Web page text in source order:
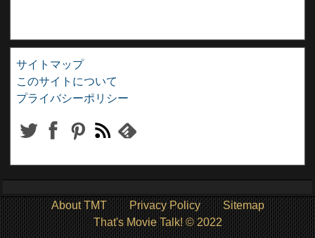
サイトマップ
このサイトについて
プライバシーポリシー
About TMT Privacy Policy
Sitemap
That's Movie Talk! © 2022